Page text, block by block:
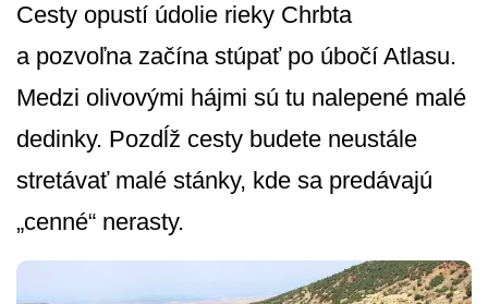
Cesty opustí údolie rieky Chrbta
a pozvoľna začína stúpať po úbočí Atlasu.
Medzi olivovými hájmi sú tu nalepené malé
dedinky. Pozdĺž cesty budete neustále
stretávať malé stánky, kde sa predávajú
„cenné“ nerasty.